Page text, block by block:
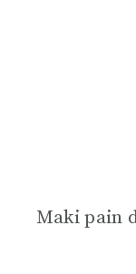
Maki pain